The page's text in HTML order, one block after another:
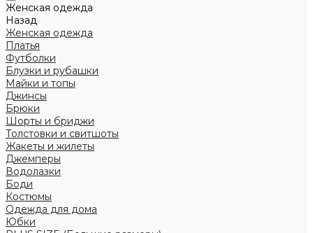
Женская одежда
Назад
Женская одежда
Платья
Футболки
Блузки и рубашки
Майки и топы
Джинсы
Брюки
Шорты и бриджи
Толстовки и свитшоты
Жакеты и жилеты
Джемперы
Водолазки
Боди
Костюмы
Одежда для дома
Юбки